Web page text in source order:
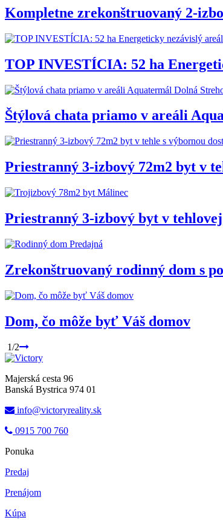
Kompletne zrekonštruovaný 2-
TOP INVESTÍCIA: 52 ha
Štýlová chata priamo v areáli
Priestranný 3-izbový 72m2 byt v
Priestranný 3-izbový byt v
Zrekonštruovaný rodinný dom s
Dom, čo môže byť Váš domov
1/2
Majerská cesta 96
Banská Bystrica 974 01
info@victoryreality.sk
0915 700 760
Ponuka
Predaj
Prenájom
Kúpa